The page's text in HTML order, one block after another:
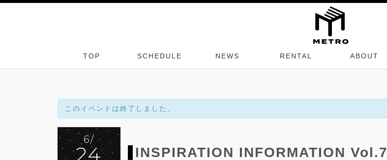
TOP SCHEDULE NEWS RENTAL ABOUT
このイベントは終了しました。
6/
24 INSPIRATION INFORMATION Vol.7